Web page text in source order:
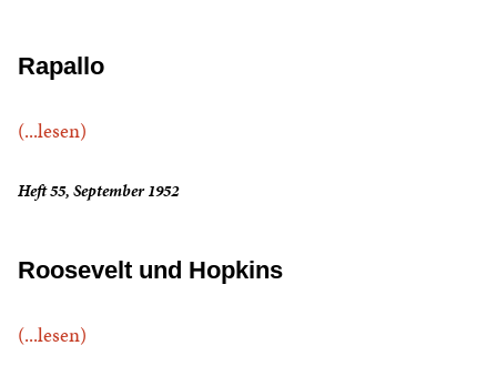
Rapallo
(...lesen)
Heft 55, September 1952
Roosevelt und Hopkins
(...lesen)